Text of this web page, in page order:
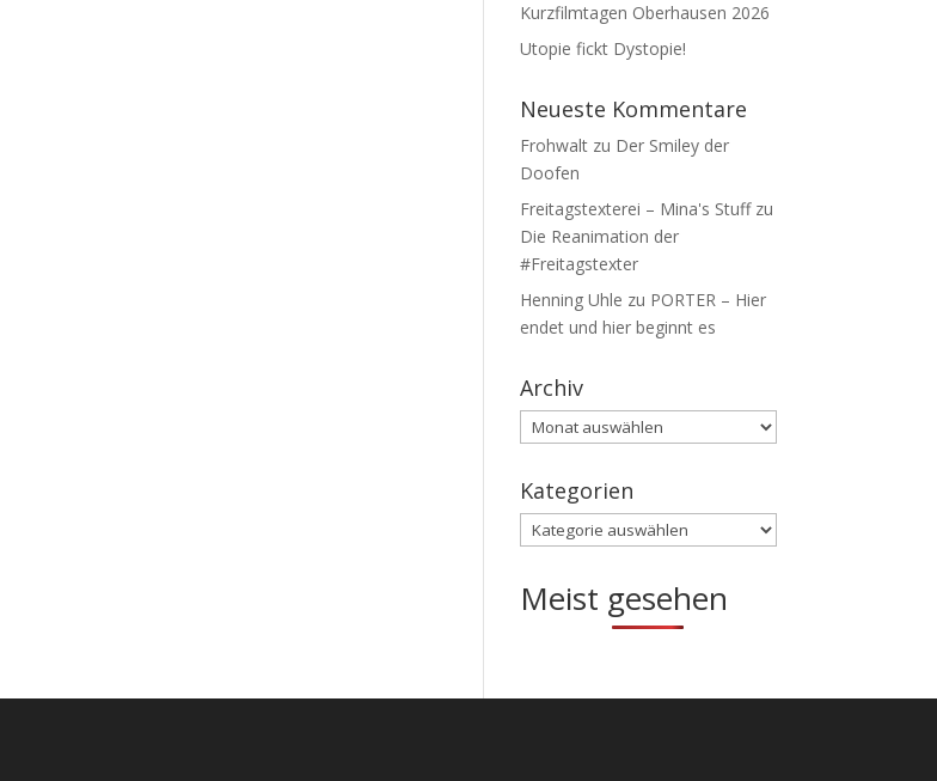
Kurzfilmtagen Oberhausen 2026
Utopie fickt Dystopie!
Neueste Kommentare
Frohwaltzu Der Smiley der
Doofen
Freitagstexterei – Mina's Stuffzu
Die Reanimation der
#Freitagstexter
Henning Uhle zu PORTER – Hier
endet und hier beginnt es
Archiv
Archiv
Kategorien
Kategorien
Meist gesehen